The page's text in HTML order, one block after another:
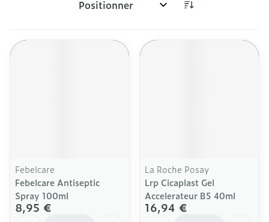
Trier par:
Febelcare
Febelcare Antiseptic
Spray 100ml
8,95 €
La Roche Posay
Lrp Cicaplast Gel
Accelerateur B5 40ml
16,94 €